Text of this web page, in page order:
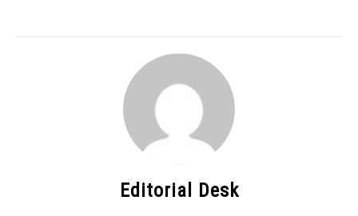
Editorial Desk